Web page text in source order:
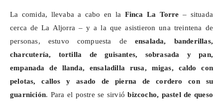
La comida, llevaba a cabo en la Finca La Torre – situada
cerca de La Aljorra – y a la que asistieron una treintena de
personas, estuvo compuesta de ensalada, banderillas,
charcutería, tortilla de guisantes, sobrasada y pan,
empanada de llanda, ensaladilla rusa, migas, caldo con
pelotas, callos y asado de pierna de cordero con su
guarnición. Para el postre se sirvióbizcocho, pastel de queso